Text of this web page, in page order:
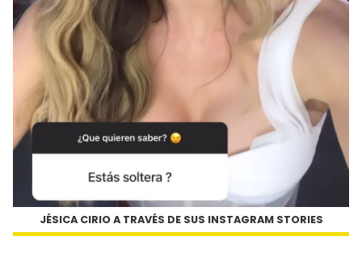
JÉSICA CIRIO A TRAVÉS DE SUS INSTAGRAM STORIES